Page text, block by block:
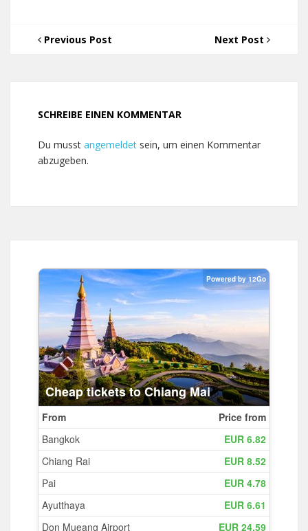
Previous Post Next Post
SCHREIBE EINEN KOMMENTAR
Du musst angemeldet sein, um einen Kommentar
abzugeben.